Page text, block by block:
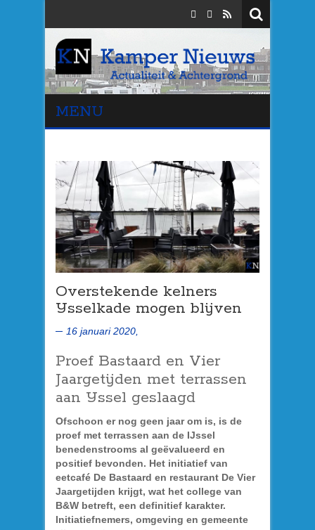
MENU
Overstekende kelners
IJsselkade mogen blijven
16 januari 2020,
Proef Bastaard en Vier
Jaargetijden met terrassen
aan IJssel geslaagd
Ofschoon er nog geen jaar om is, is de
proef met terrassen aan de IJssel
benedenstrooms al geëvalueerd en
positief bevonden. Het initiatief van
eetcafé De Bastaard en restaurant De Vier
Jaargetijden krijgt, wat het college van
B&W betreft, een definitief karakter.
Initiatiefnemers, omgeving en gemeente